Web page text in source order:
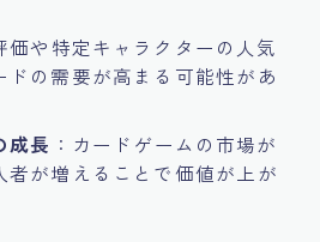
価や特定キャラクターの人気
ドの需要が高まる可能性があ
成長 ：カードゲームの市場が
者が増えることで価値が上が